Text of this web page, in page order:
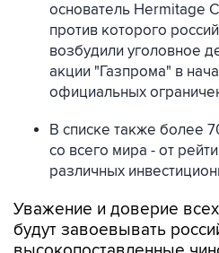
основатель Hermitage
против которого
возбудили уголовное
акции "Газпрома" в
официальных
В списке также более
со всего мира - от
различных
Уважение и доверие
будут завоевывать